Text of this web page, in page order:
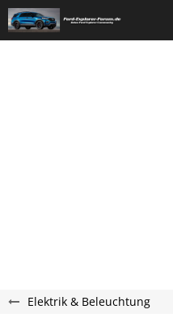
Elektrik & Beleuchtung